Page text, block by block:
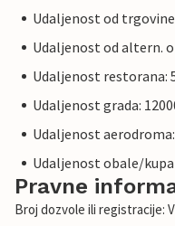
Udaljenost od
Udaljenost od altern.
Udaljenost restorana:
Udaljenost grada:
Udaljenost
Udaljenost obale/
Pravne
Broj dozvole ili registracije: